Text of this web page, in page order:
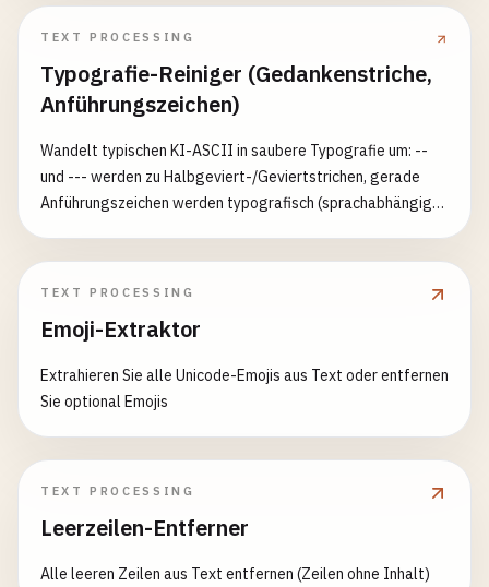
TEXT PROCESSING
Typografie-Reiniger (Gedankenstriche,
Anführungszeichen)
Wandelt typischen KI-ASCII in saubere Typografie um: --
und --- werden zu Halbgeviert-/Geviertstrichen, gerade
Anführungszeichen werden typografisch (sprachabhängig),
TEXT PROCESSING
Emoji-Extraktor
Extrahieren Sie alle Unicode-Emojis aus Text oder entfernen
Sie optional Emojis
TEXT PROCESSING
Leerzeilen-Entferner
Alle leeren Zeilen aus Text entfernen (Zeilen ohne Inhalt)